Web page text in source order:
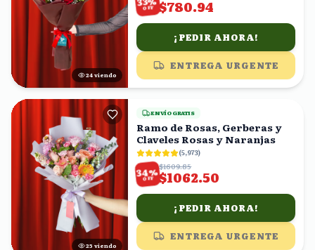
25 viendo
OFF $780.94
¡PEDIR AHORA!
ENTREGA URGENTE
25 viendo
ENVÍO GRATIS
Ramo de Rosas, Gerberas y
Claveles Rosas y Naranjas
(5,973)
34%
OFF
$1609.85
$1062.50
¡PEDIR AHORA!
ENTREGA URGENTE